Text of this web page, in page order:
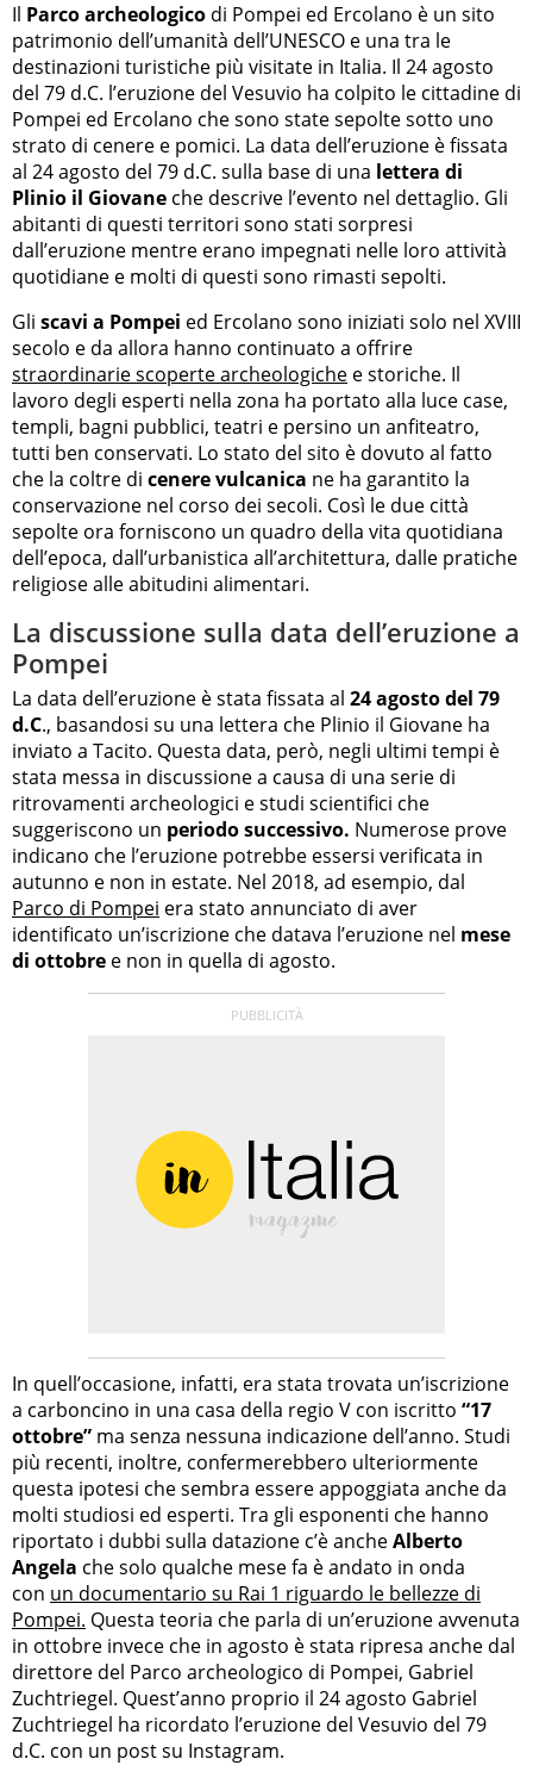
Il Parco archeologico di Pompei ed Ercolano è un sito
patrimonio dell’umanità dell’UNESCO e una tra le
destinazioni turistiche più visitate in Italia. Il 24 agosto
del 79 d.C. l’eruzione del Vesuvio ha colpito le cittadine di
Pompei ed Ercolano che sono state sepolte sotto uno
strato di cenere e pomici. La data dell’eruzione è fissata
al 24 agosto del 79 d.C. sulla base di una lettera di
Plinio il Giovane che descrive l’evento nel dettaglio. Gli
abitanti di questi territori sono stati sorpresi
dall’eruzione mentre erano impegnati nelle loro attività
quotidiane e molti di questi sono rimasti sepolti.
Gli scavi a Pompei ed Ercolano sono iniziati solo nel XVIII
secolo e da allora hanno continuato a offrire
straordinarie scoperte archeologiche e storiche. Il
lavoro degli esperti nella zona ha portato alla luce case,
templi, bagni pubblici, teatri e persino un anfiteatro,
tutti ben conservati. Lo stato del sito è dovuto al fatto
che la coltre di cenere vulcanica ne ha garantito la
conservazione nel corso dei secoli. Così le due città
sepolte ora forniscono un quadro della vita quotidiana
dell’epoca, dall’urbanistica all’architettura, dalle pratiche
religiose alle abitudini alimentari.
La discussione sulla data dell’eruzione a
Pompei
La data dell’eruzione è stata fissata al 24 agosto del 79
d.C., basandosi su una lettera che Plinio il Giovane ha
inviato a Tacito. Questa data, però, negli ultimi tempi è
stata messa in discussione a causa di una serie di
ritrovamenti archeologici e studi scientifici che
suggeriscono un periodo successivo. Numerose prove
indicano che l’eruzione potrebbe essersi verificata in
autunno e non in estate. Nel 2018, ad esempio, dal
Parco di Pompei era stato annunciato di aver
identificato un’iscrizione che datava l’eruzione nel mese
di ottobre e non in quella di agosto.
In quell’occasione, infatti, era stata trovata un’iscrizione
a carboncino in una casa della regio V con iscritto “17
ottobre” ma senza nessuna indicazione dell’anno. Studi
più recenti, inoltre, confermerebbero ulteriormente
questa ipotesi che sembra essere appoggiata anche da
molti studiosi ed esperti. Tra gli esponenti che hanno
riportato i dubbi sulla datazione c’è ancheAlberto
Angela che solo qualche mese fa è andato in onda
con un documentario su Rai 1 riguardo le bellezze di
Pompei. Questa teoria che parla di un’eruzione avvenuta
in ottobre invece che in agosto è stata ripresa anche dal
direttore del Parco archeologico di Pompei, Gabriel
Zuchtriegel. Quest’anno proprio il 24 agosto Gabriel
Zuchtriegel ha ricordato l’eruzione del Vesuvio del 79
d.C. con un post su Instagram.